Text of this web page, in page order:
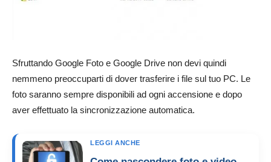
Sfruttando Google Foto e Google Drive non devi quindi
nemmeno preoccuparti di dover trasferire i file sul tuo PC. Le
foto saranno sempre disponibili ad ogni accensione e dopo
aver effettuato la sincronizzazione automatica.
LEGGI ANCHE